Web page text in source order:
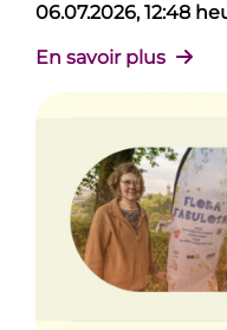
06.07.2026, 12:48
En savoir plus